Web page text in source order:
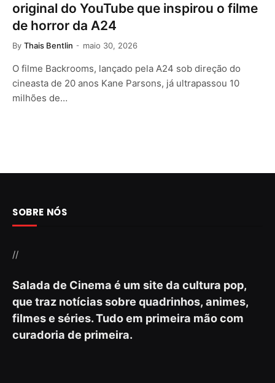
original do YouTube que inspirou o filme
de horror da A24
By Thais Bentlin maio 30, 2026
O filme Backrooms, lançado pela A24 sob direção do
cineasta de 20 anos Kane Parsons, já ultrapassou 10
milhões de…
SOBRE NÓS
//
Salada de Cinema é um site da cultura pop,
que traz notícias sobre quadrinhos, animes,
filmes e séries. Tudo em primeira mão com
curadoria de primeira.